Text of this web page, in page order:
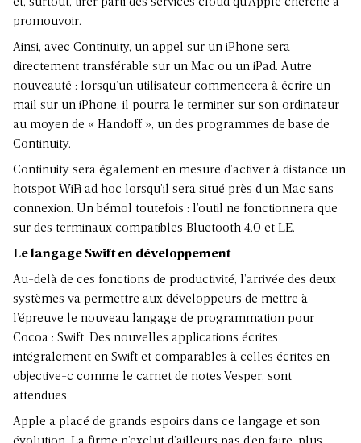
et, surtout, tirer parti des services cloud qu’Apple cherche à
promouvoir.
Ainsi, avec Continuity, un appel sur un iPhone sera
directement transférable sur un Mac ou un iPad. Autre
nouveauté : lorsqu’un utilisateur commencera à écrire un
mail sur un iPhone, il pourra le terminer sur son ordinateur
au moyen de « Handoff », un des programmes de base de
Continuity.
Continuity sera également en mesure d’activer à distance un
hotspot WiFi ad hoc lorsqu’il sera situé près d’un Mac sans
connexion. Un bémol toutefois : l’outil ne fonctionnera que
sur des terminaux compatibles Bluetooth 4.0 et LE.
Le langage Swift en développement
Au-delà de ces fonctions de productivité, l’arrivée des deux
systèmes va permettre aux développeurs de mettre à
l’épreuve le nouveau langage de programmation pour
Cocoa : Swift. Des nouvelles applications écrites
intégralement en Swift et comparables à celles écrites en
objective-c comme le carnet de notes Vesper, sont
attendues.
Apple a placé de grands espoirs dans ce langage et son